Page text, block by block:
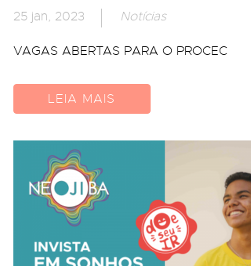
25 jan, 2023 Notícias
VAGAS ABERTAS PARA O PROCEC
LEIA MAIS